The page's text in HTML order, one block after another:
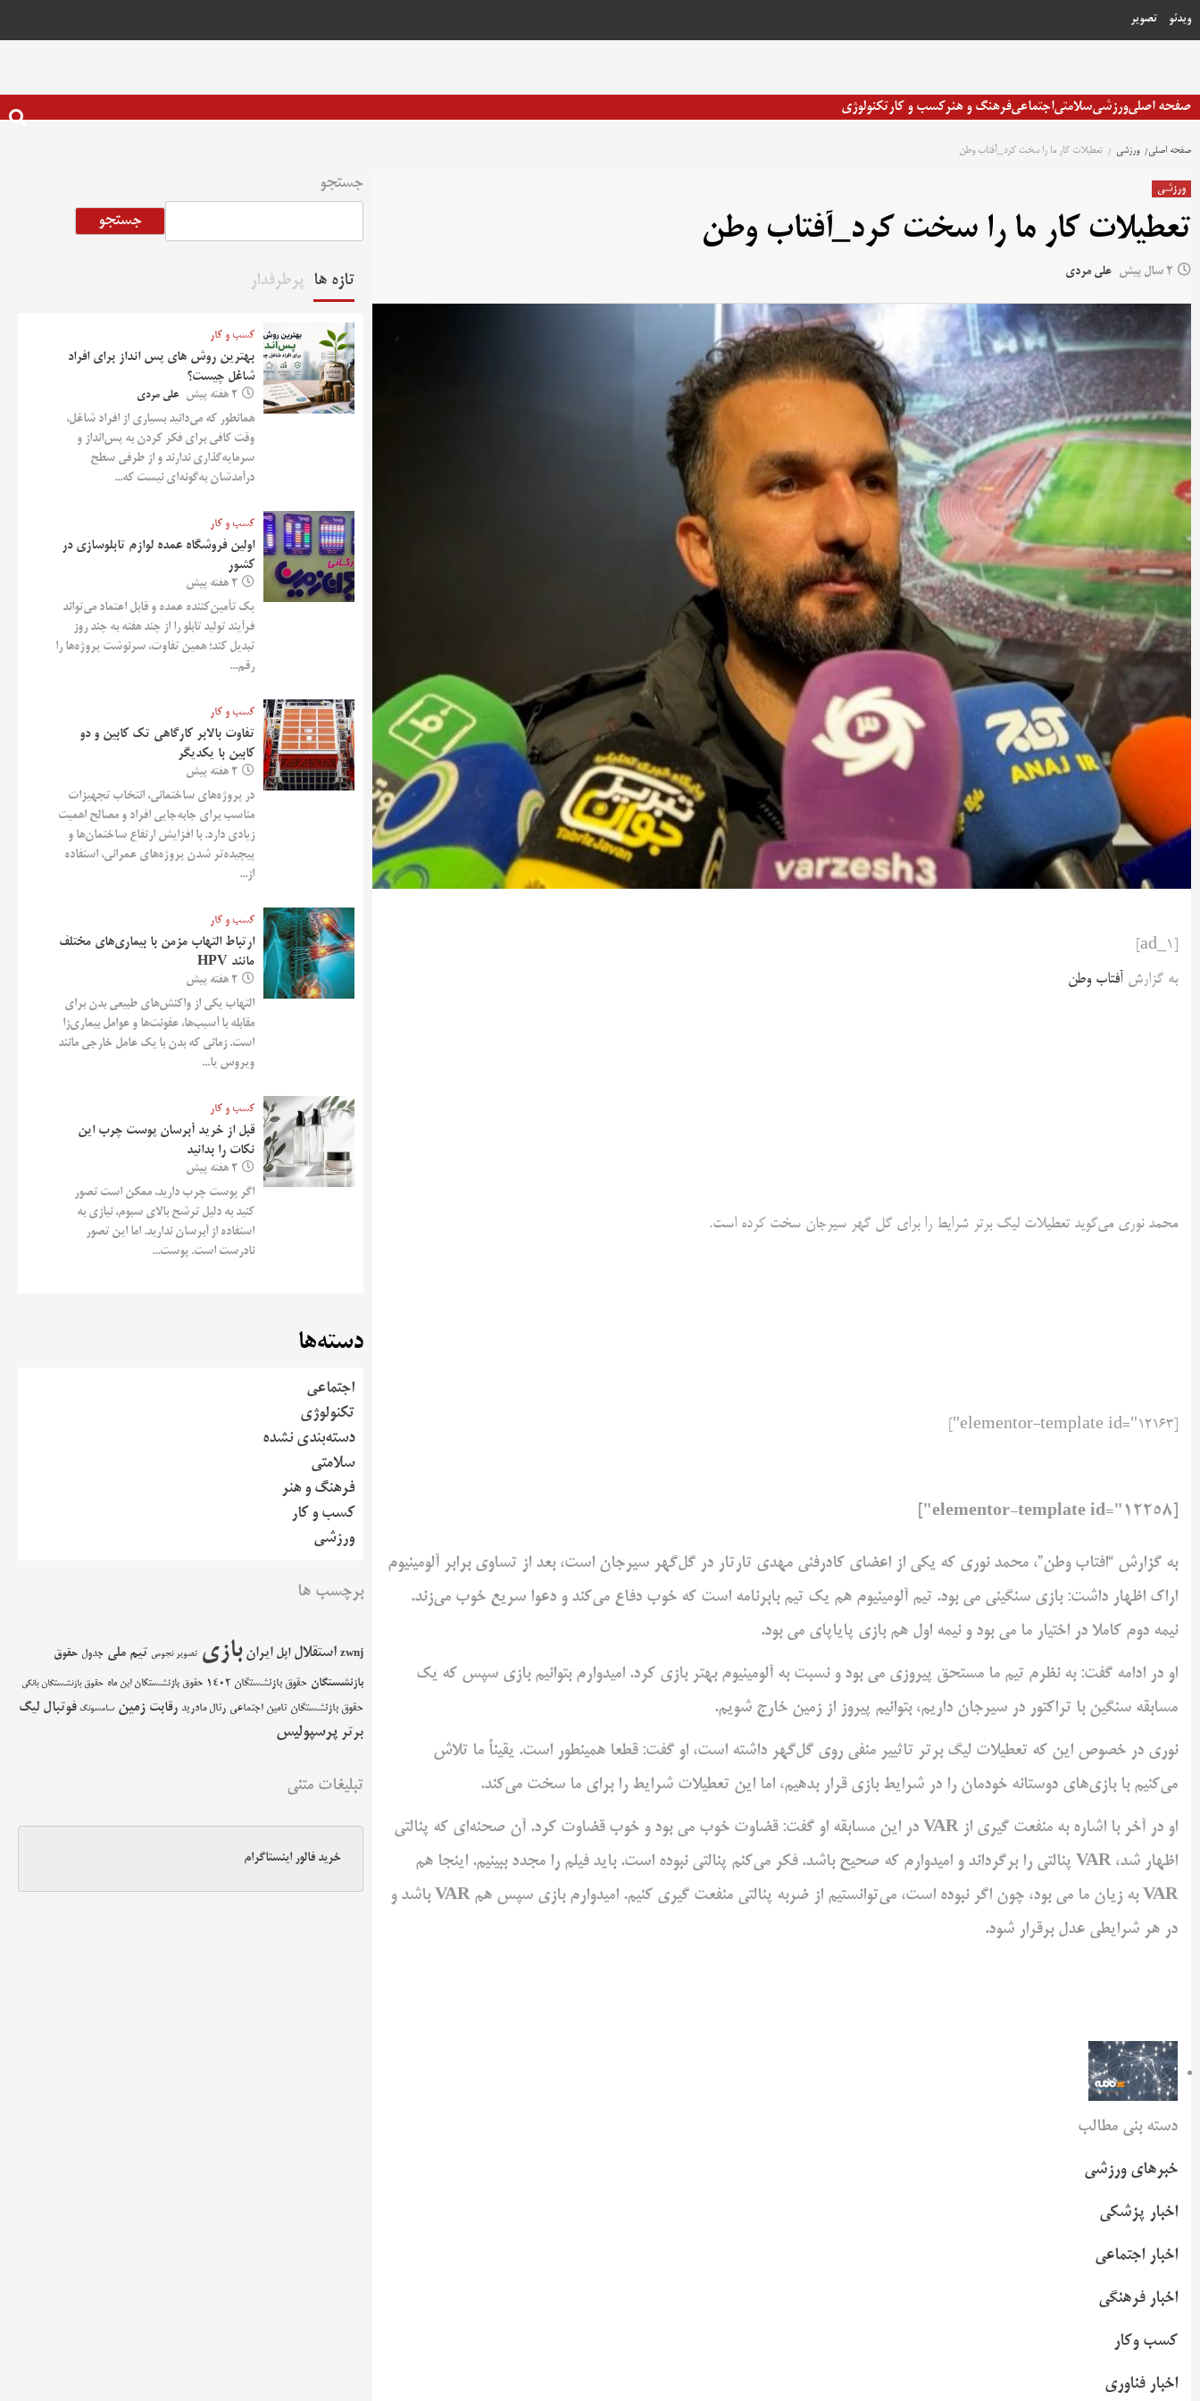
به
ویدئو تصویر
صفحه اصلیورزشیسلامتیاجتماعیفرهنگ و هنرکسب و کارتکنولوژی
صفحه اصلی ورزشی تعطیلات کار ما را سخت کرد_آفتاب وطن
ورزشی
تعطیلات کار ما را سخت کرد_آفتاب وطن
2 سال پیش علی مردی
به گزارش آفتاب وطن
محمد نوری می‌گوید تعطیلات لیگ برتر شرایط را برای گل گهر سیرجان سخت کرده است.
به گزارش “افتاب وطن”، محمد نوری که یکی از اعضای کادرفنی مهدی تارتار در گل‌گهر سیرجان است، بعد از تساوی برابر آلومینیوم
اراک اظهار داشت: بازی سنگینی می بود. تیم آلومینیوم هم یک تیم بابرنامه است که خوب دفاع می‌کند و دعوا سریع خوب می‌زند.
نیمه دوم کاملا در اختیار ما می بود و نیمه اول هم بازی پایاپای می بود.
او در ادامه گفت: به نظرم تیم ما مستحق پیروزی می بود و نسبت به آلومینیوم بهتر بازی کرد. امیدوارم بتوانیم بازی سپس که یک
مسابقه سنگین با تراکتور در سیرجان داریم، بتوانیم پیروز از زمین خارج شویم.
نوری در خصوص این که تعطیلات لیگ برتر تاثییر منفی روی گل‌گهر داشته است، او گفت: قطعا همینطور است. یقیناً ما تلاش
می‌کنیم با بازی‌های دوستانه خودمان را در شرایط بازی قرار بدهیم، اما این تعطیلات شرایط را برای ما سخت می‌کند.
او در آخر با اشاره به منفعت گیری از VAR در این مسابقه او گفت: قضاوت خوب می بود و خوب قضاوت کرد. آن صحنه‌ای که پنالتی
اظهار شد، VAR پنالتی را برگرداند و امیدوارم که صحیح باشد. فکر می‌کنم پنالتی نبوده است. باید فیلم را مجدد ببینیم. اینجا هم
VAR به زیان ما می بود، چون اگر نبوده است، می‌توانستیم از ضربه پنالتی منفعت گیری کنیم. امیدوارم بازی سپس هم VAR باشد و
در هر شرایطی عدل برقرار شود.
دسته بنی مطالب
خبرهای ورزشی
اخبار پزشکی
اخبار اجتماعی
اخبار فرهنگی
کسب وکار
اخبار فناوری
جستجو
جستجو
تازه ها پرطرفدار
کسب و کار
بهترین روش‌ های پس‌ انداز برای افراد
شاغل چیست؟
2 هفته پیش علی مردی
همانطور که می‌دانید بسیاری از افراد شاغل،
وقت کافی برای فکر کردن به پس‌انداز و
سرمایه‌گذاری ندارند و از طرفی سطح
درآمدشان به‌گونه‌ای نیست که...
کسب و کار
اولین فروشگاه عمده لوازم تابلوسازی در
کشور
2 هفته پیش
یک تأمین‌کننده عمده و قابل اعتماد می‌تواند
فرآیند تولید تابلو را از چند هفته به چند روز
تبدیل کند؛ همین تفاوت، سرنوشت پروژه‌ها را
رقم...
کسب و کار
تفاوت بالابر کارگاهی تک کابین و دو
کابین با یکدیگر
2 هفته پیش
در پروژه‌های ساختمانی، انتخاب تجهیزات
مناسب برای جابه‌جایی افراد و مصالح اهمیت
زیادی دارد. با افزایش ارتفاع ساختمان‌ها و
پیچیده‌تر شدن پروژه‌های عمرانی، استفاده
از...
کسب و کار
ارتباط التهاب مزمن با بیماری‌های مختلف
مانند HPV
2 هفته پیش
التهاب یکی از واکنش‌های طبیعی بدن برای
مقابله با آسیب‌ها، عفونت‌ها و عوامل بیماری‌زا
است. زمانی که بدن با یک عامل خارجی مانند
ویروس یا...
کسب و کار
قبل از خرید آبرسان پوست چرب این
نکات را بدانید
2 هفته پیش
اگر پوست چرب دارید، ممکن است تصور
کنید به دلیل ترشح بالای سبوم، نیازی به
استفاده از آبرسان ندارید. اما این تصور
نادرست است. پوست...
دسته‌ها
اجتماعی
تکنولوژی
دسته‌بندی نشده
سلامتی
فرهنگ و هنر
کسب و کار
ورزشی
برچسب ها
zwnj استقلال اپل ایران بازی تصویر نجومی تیم ملی جدول حقوق
بازنشستگان حقوق بازنشستگان 1402 حقوق بازنشستگان این ماه حقوق بازنشستگان بانکی
حقوق بازنشستگان تامین اجتماعی رئال مادرید رقابت زمین سامسونگ فوتبال لیگ
برتر پرسپولیس
تبلیغات متنی
خرید فالور اینستاگرام